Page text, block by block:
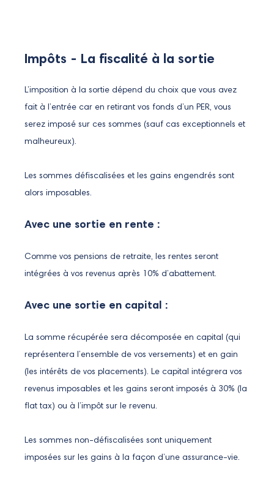
Impôts - La fiscalité à la sortie
L’imposition à la sortie dépend du choix que vous avez
fait à l’entrée car en retirant vos fonds d’un PER, vous
serez imposé sur ces sommes (sauf cas exceptionnels et
malheureux).
Les sommes défiscalisées et les gains engendrés sont
alors imposables.
Avec une sortie en rente :
Comme vos pensions de retraite, les rentes seront
intégrées à vos revenus après 10% d’abattement.
Avec une sortie en capital :
La somme récupérée sera décomposée en capital (qui
représentera l’ensemble de vos versements) et en gain
(les intérêts de vos placements). Le capital intégrera vos
revenus imposables et les gains seront imposés à 30% (la
flat tax) ou à l’impôt sur le revenu.
Les sommes non-défiscalisées sont uniquement
imposées sur les gains à la façon d’une assurance-vie.